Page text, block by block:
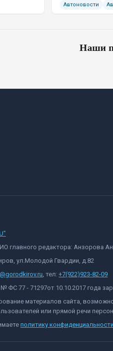
одной марки
Автоновости
Наши
главного редактора: Анзорова
ул.Молодой Гвардии, д.82
, тел: +7(922)923-82-09
ФС 77 - 71297от 10.10.2017 года
материалов сайта,
или прямой речи
политику